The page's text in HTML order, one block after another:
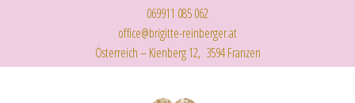
069911 085 062
office@brigitte-reinberger.at
Österreich – Kienberg 12, 3594 Franzen